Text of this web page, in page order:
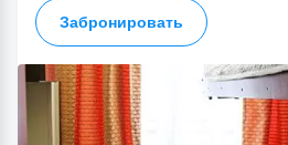
Забронировать